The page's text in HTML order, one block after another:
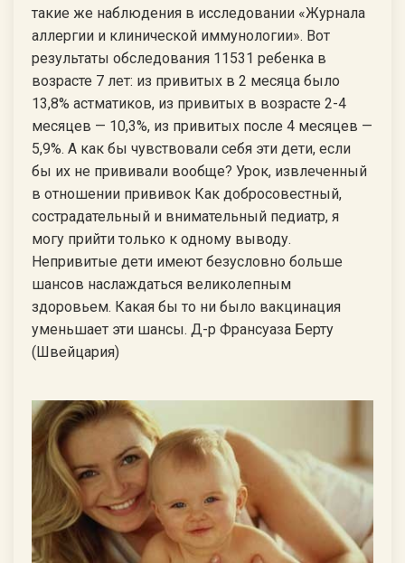
такие же наблюдения в исследовании «Журнала
аллергии и клинической иммунологии». Вот
результаты обследования 11531 ребенка в
возрасте 7 лет: из привитых в 2 месяца было
13,8% астматиков, из привитых в возрасте 2-4
месяцев — 10,3%, из привитых после 4 месяцев —
5,9%. А как бы чувствовали себя эти дети, если
бы их не прививали вообще? Урок, извлеченный
в отношении прививок Как добросовестный,
сострадательный и внимательный педиатр, я
могу прийти только к одному выводу.
Непривитые дети имеют безусловно больше
шансов наслаждаться великолепным
здоровьем. Какая бы то ни было вакцинация
уменьшает эти шансы. Д-р Франсуаза Берту
(Швейцария)